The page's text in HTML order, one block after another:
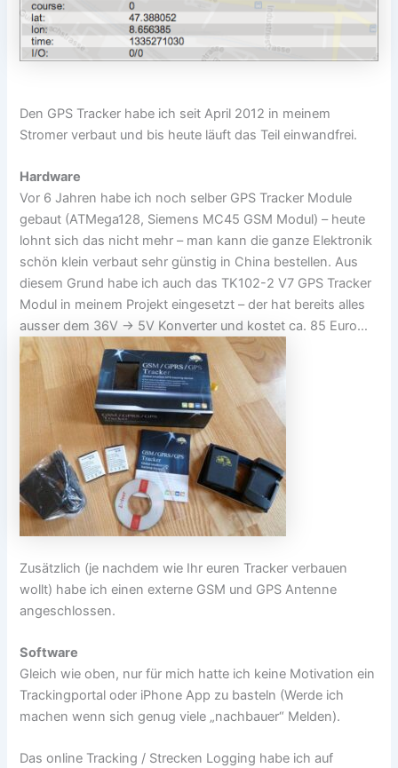
Den GPS Tracker habe ich seit April 2012 in meinem
Stromer verbaut und bis heute läuft das Teil einwandfrei.
Hardware
Vor 6 Jahren habe ich noch selber GPS Tracker Module
gebaut (ATMega128, Siemens MC45 GSM Modul) – heute
lohnt sich das nicht mehr – man kann die ganze Elektronik
schön klein verbaut sehr günstig in China bestellen. Aus
diesem Grund habe ich auch das TK102-2 V7 GPS Tracker
Modul in meinem Projekt eingesetzt – der hat bereits alles
ausser dem 36V -> 5V Konverter und kostet ca. 85 Euro…
Zusätzlich (je nachdem wie Ihr euren Tracker verbauen
wollt) habe ich einen externe GSM und GPS Antenne
angeschlossen.
Software
Gleich wie oben, nur für mich hatte ich keine Motivation ein
Trackingportal oder iPhone App zu basteln (Werde ich
machen wenn sich genug viele „nachbauer“ Melden).
Das online Tracking / Strecken Logging habe ich auf